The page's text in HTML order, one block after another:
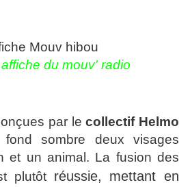
du mouv' radio
par lecollectif Helmo
fond sombre deux visages
et un animal. La fusion des
plutôt réussie, mettant en